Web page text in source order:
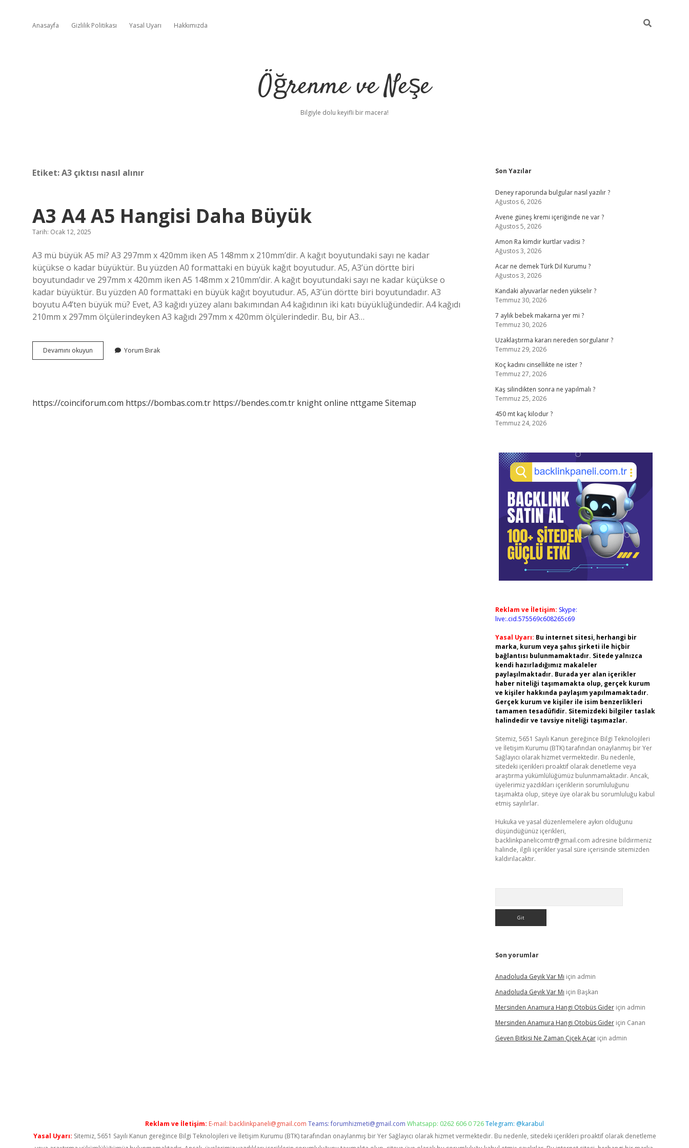
Anasayfa Gizlilik Politikası Yasal Uyarı Hakkımızda
Öğrenme ve Neşe
Bilgiyle dolu keyifli bir macera!
Etiket:A3 çıktısı nasıl alınır
A3 A4 A5 Hangisi Daha Büyük
Tarih: Ocak 12, 2025
A3 mü büyük A5 mi? A3 297mm x 420mm iken A5 148mm x 210mm’dir. A kağıt boyutundaki sayı ne kadar
küçükse o kadar büyüktür. Bu yüzden A0 formattaki en büyük kağıt boyutudur. A5, A3’ün dörtte biri
boyutundadır ve 297mm x 420mm iken A5 148mm x 210mm’dir. A kağıt boyutundaki sayı ne kadar küçükse o
kadar büyüktür. Bu yüzden A0 formattaki en büyük kağıt boyutudur. A5, A3’ün dörtte biri boyutundadır. A3
boyutu A4’ten büyük mü? Evet, A3 kağıdı yüzey alanı bakımından A4 kağıdının iki katı büyüklüğündedir. A4 kağıdı
210mm x 297mm ölçülerindeyken A3 kağıdı 297mm x 420mm ölçülerindedir. Bu, bir A3…
Devamını okuyun
A4
Yorum Bırak
https://coinciforum.com https://bombas.com.tr https://bendes.com.tr knight online nttgame Sitemap
Sidebar
Son Yazılar
Deney raporunda bulgular nasıl yazılır ?
Ağustos 6, 2026
Avene güneş kremi içeriğinde ne var ?
Ağustos 5, 2026
Amon Ra kimdir kurtlar vadisi ?
Ağustos 3, 2026
Acar ne demek Türk Dil Kurumu ?
Ağustos 3, 2026
Kandaki alyuvarlar neden yükselir ?
Temmuz 30, 2026
7 aylık bebek makarna yer mi ?
Temmuz 30, 2026
Uzaklaştırma kararı nereden sorgulanır ?
Temmuz 29, 2026
Koç kadını cinsellikte ne ister ?
Temmuz 27, 2026
Kaş silindikten sonra ne yapılmalı ?
Temmuz 25, 2026
450 mt kaç kilodur ?
Temmuz 24, 2026
Reklam ve İletişim: Skype:
live:.cid.575569c608265c69
Yasal Uyarı: Bu internet sitesi, herhangi bir
marka, kurum veya şahıs şirketi ile hiçbir
bağlantısı bulunmamaktadır. Sitede yalnızca
kendi hazırladığımız makaleler
paylaşılmaktadır. Burada yer alan içerikler
haber niteliği taşımamakta olup, gerçek kurum
ve kişiler hakkında paylaşım yapılmamaktadır.
Gerçek kurum ve kişiler ile isim benzerlikleri
tamamen tesadüfidir. Sitemizdeki bilgiler taslak
halindedir ve tavsiye niteliği taşımazlar.
Sitemiz, 5651 Sayılı Kanun gereğince Bilgi Teknolojileri
ve İletişim Kurumu (BTK) tarafından onaylanmış bir Yer
Sağlayıcı olarak hizmet vermektedir. Bu nedenle,
sitedeki içerikleri proaktif olarak denetleme veya
araştırma yükümlülüğümüz bulunmamaktadır. Ancak,
üyelerimiz yazdıkları içeriklerin sorumluluğunu
taşımakta olup, siteye üye olarak bu sorumluluğu kabul
etmiş sayılırlar.
Hukuka ve yasal düzenlemelere aykırı olduğunu
düşündüğünüz içerikleri,
backlinkpanelicomtr@gmail.com adresine bildirmeniz
halinde, ilgili içerikler yasal süre içerisinde sitemizden
kaldırılacaktır.
Son yorumlar
Anadoluda Geyik Var Mı için admin
Anadoluda Geyik Var Mı için Başkan
Mersinden Anamura Hangi Otobüs Gideriçin admin
Mersinden Anamura Hangi Otobüs Gideriçin Canan
Geven Bitkisi Ne Zaman Çiçek Açariçin admin
Reklam ve İletişim: E-mail: backlinkpaneli@gmail.com Teams:forumhizmeti@gmail.com Whatsapp: 0262 606 0 726Telegram: @karabul
Yasal Uyarı: Sitemiz, 5651 Sayılı Kanun gereğince Bilgi Teknolojileri ve İletişim Kurumu (BTK) tarafından onaylanmış bir Yer Sağlayıcı olarak hizmet vermektedir. Bu nedenle, sitedeki içerikleri proaktif olarak denetleme